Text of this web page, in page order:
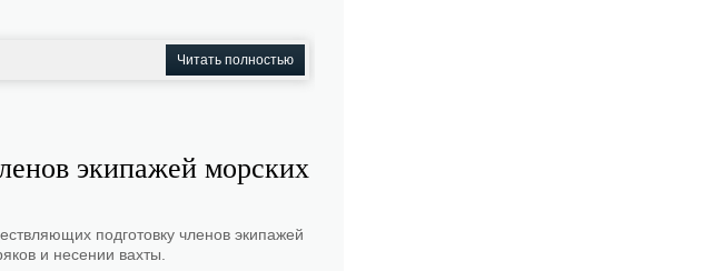
Читать полностью
экипажей морских
подготовку членов экипажей
и несении вахты.